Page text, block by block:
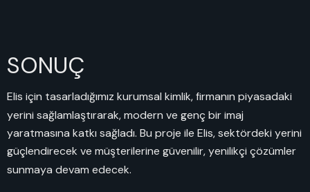
SONUÇ
Elis için tasarladığımız kurumsal kimlik, firmanın piyasadaki
yerini sağlamlaştırarak, modern ve genç bir imaj
yaratmasına katkı sağladı. Bu proje ile Elis, sektördeki yerini
güçlendirecek ve müşterilerine güvenilir, yenilikçi çözümler
sunmaya devam edecek.